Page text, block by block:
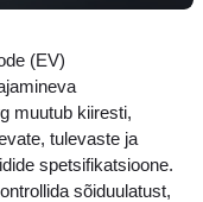
(EV)
muutub kiiresti,
tulevaste ja
spetsifikatsioone.
sõiduulatust,